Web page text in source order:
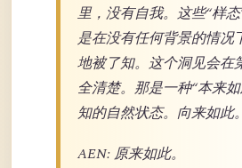
里，没有自我。这些“样态
是在没有任何背景的情况
地被了知。这个洞见会在
全清楚。那是一种“本来
知的自然状态。向来如此。
AEN: 原来如此。